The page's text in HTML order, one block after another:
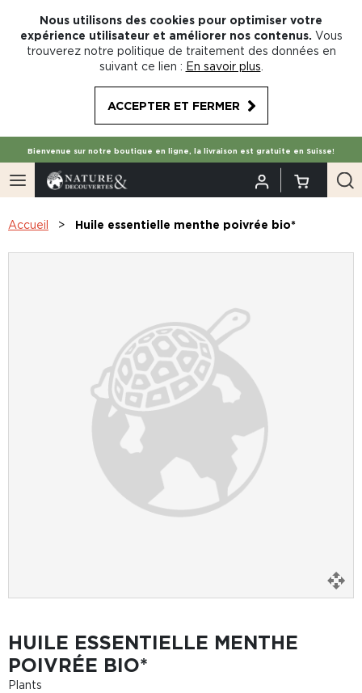
Nous utilisons des cookies pour optimiser votre
expérience utilisateur et améliorer nos contenus. Vous
trouverez notre politique de traitement des données en
suivant ce lien : En savoir plus
ACCEPTER ET FERMER
Bienvenue sur notre boutique en ligne, la livraison est gratuite en Suisse!
Accueil Huile essentielle menthe poivrée bio*
HUILE ESSENTIELLE MENTHE
POIVRÉE BIO*
Plants